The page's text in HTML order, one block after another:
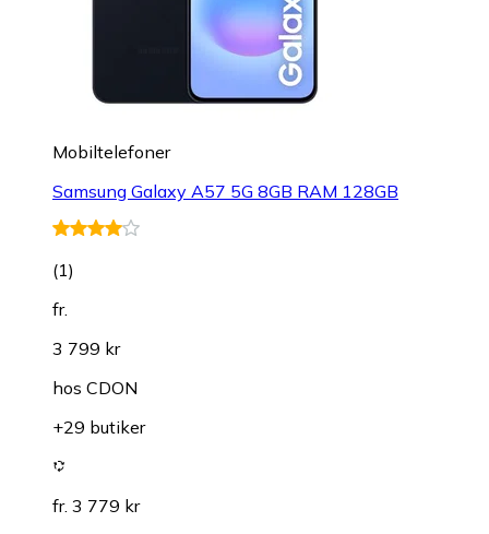
Mobiltelefoner
Samsung Galaxy A57 5G 8GB RAM 128GB
(1)
fr.
3 799 kr
hos CDON
+29 butiker
fr. 3 779 kr